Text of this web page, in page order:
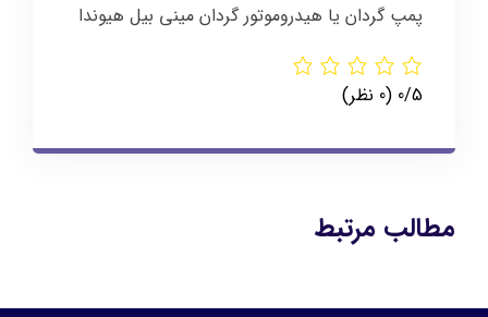
پمپ گردان یا هیدروموتور گردان مینی بیل هیوندا
‫0/5 ‫(0 نظر)
مطالب مرتبط